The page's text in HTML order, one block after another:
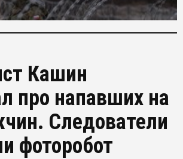
Кашин
про напавших на
Следователи
фоторобот